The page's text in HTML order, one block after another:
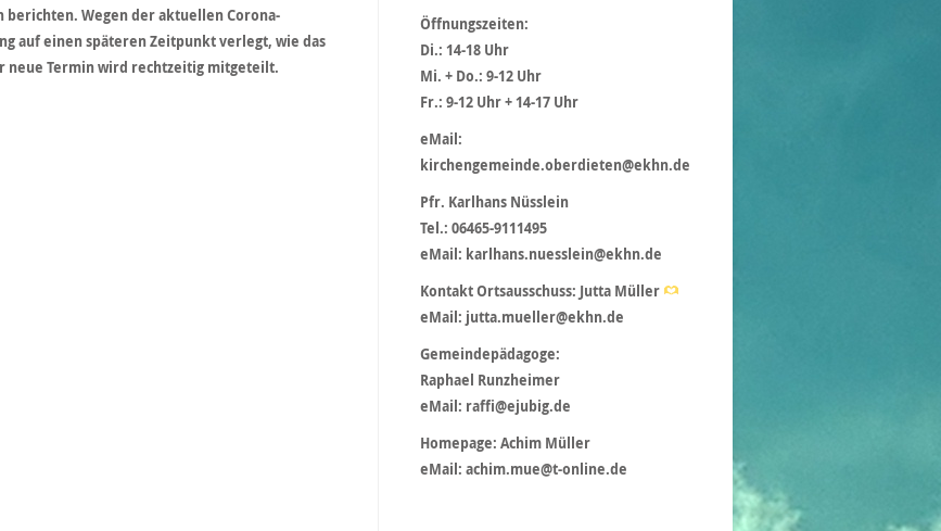
berichten. Wegen der aktuellen Corona-
auf einen späteren Zeitpunkt verlegt, wie das
neue Termin wird rechtzeitig mitgeteilt.
Öffnungszeiten:
Di.: 14-18 Uhr
Mi. + Do.: 9-12 Uhr
Fr.: 9-12 Uhr + 14-17 Uhr
eMail:
kirchengemeinde.oberdieten@ekhn.de
Pfr. Karlhans Nüsslein
Tel.: 06465-9111495
eMail: karlhans.nuesslein@ekhn.de
Kontakt Ortsausschuss: Jutta Müller
eMail: jutta.mueller@ekhn.de
Gemeindepädagoge:
Raphael Runzheimer
eMail: raffi@ejubig.de
Homepage: Achim Müller
eMail: achim.mue@t-online.de